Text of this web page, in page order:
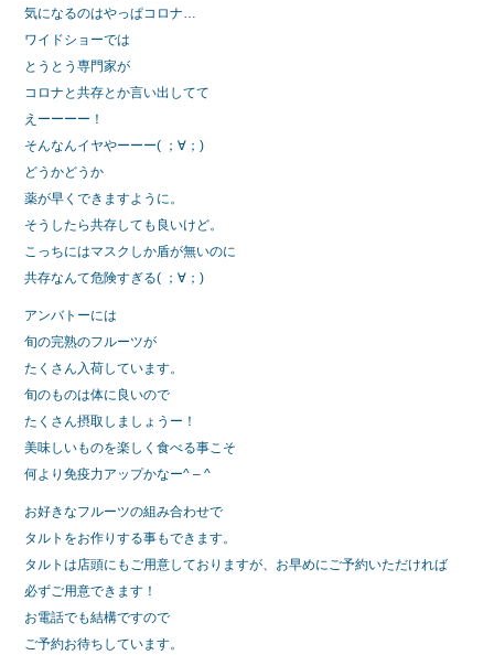
気になるのはやっぱコロナ…
ワイドショーでは
とうとう専門家が
コロナと共存とか言い出してて
えーーーー！
そんなんイヤやーーー( ；∀；)
どうかどうか
薬が早くできますように。
そうしたら共存しても良いけど。
こっちにはマスクしか盾が無いのに
共存なんて危険すぎる( ；∀；)
アンバトーには
旬の完熟のフルーツが
たくさん入荷しています。
旬のものは体に良いので
たくさん摂取しましょうー！
美味しいものを楽しく食べる事こそ
何より免疫力アップかなー^ – ^
お好きなフルーツの組み合わせで
タルトをお作りする事もできます。
タルトは店頭にもご用意しておりますが、お早めにご予約いただければ
必ずご用意できます！
お電話でも結構ですので
ご予約お待ちしています。